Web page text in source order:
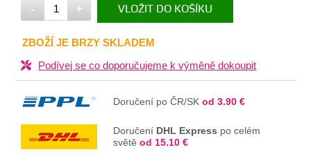
- + VLOŽIT DO KOŠÍKU
V KOŠÍKU
ZBOŽÍ JE BRZY SKLADEM
Podívej se co doporučujeme k výměně dokoupit
Doručení po ČR/SKod 3.90 €
Doručení DHL Express po celém
světěod 15.10 €